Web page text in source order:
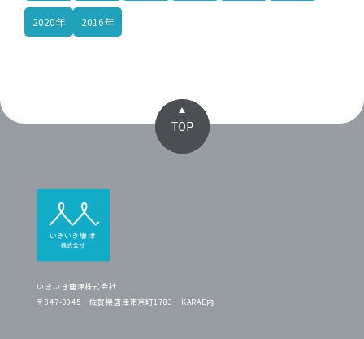
2020年 2016年
TOP
いきいき唐津株式会社
〒847-0045 佐賀県唐津市京町1783 KARAE内